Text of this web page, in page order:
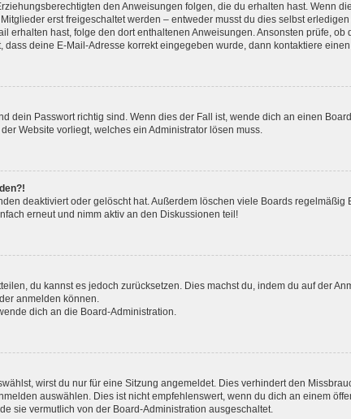
den Anweisungen folgen, die du erhalten hast. Wenn
erst freigeschaltet werden – entweder musst du dies selbst
erhalten hast, folge den dort enthaltenen Anweisungen. Ansonsten prüfe,
deine E-Mail-Adresse korrekt eingegeben wurde, dann kontaktiere
dein Passwort richtig sind. Wenn dies der Fall ist, wende dich an einen
Website vorliegt, welches ein Administrator lösen muss.
deaktiviert oder gelöscht hat. Außerdem löschen viele Boards regelmäßig
erneut und nimm aktiv an den Diskussionen teil!
du kannst es jedoch zurücksetzen. Dies machst du, indem du auf der
anmelden können.
dich an die Board-Administration.
wirst du nur für eine Sitzung angemeldet. Dies verhindert den
auswählen. Dies ist nicht empfehlenswert, wenn du dich an einem
sie vermutlich von der Board-Administration ausgeschaltet.